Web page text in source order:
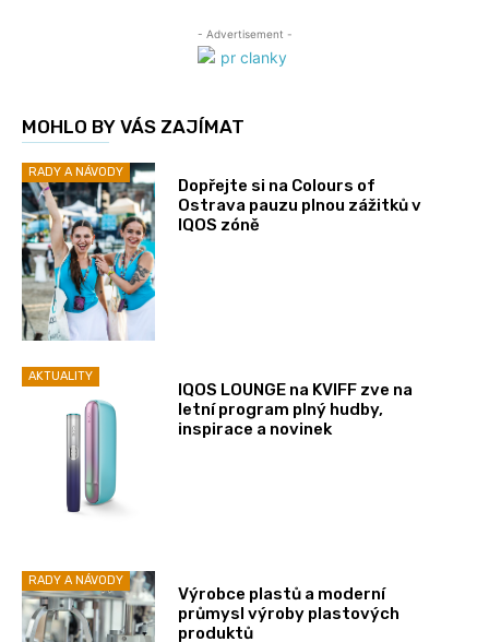
- Advertisement -
MOHLO BY VÁS ZAJÍMAT
RADY A NÁVODY
Dopřejte si na Colours of
Ostrava pauzu plnou zážitků v
IQOS zóně
AKTUALITY
IQOS LOUNGE na KVIFF zve na
letní program plný hudby,
inspirace a novinek
RADY A NÁVODY
Výrobce plastů a moderní
průmysl výroby plastových
produktů